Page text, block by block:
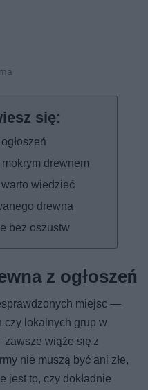
drewnem
wiedzieć
drewna
bez oszustw
z ogłoszeń
miejsc —
czy lokalnych grup w
wiąże się z
nie muszą być ani złe,
jest to, czy dokładnie